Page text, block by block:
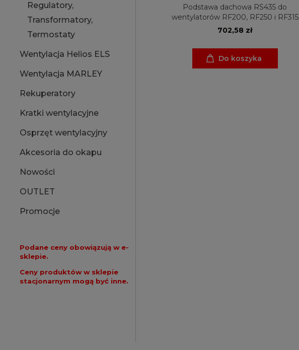
Regulatory,
Transformatory,
Termostaty
Wentylacja Helios ELS
Wentylacja MARLEY
Rekuperatory
Kratki wentylacyjne
Osprzęt wentylacyjny
Akcesoria do okapu
Nowości
OUTLET
Promocje
Podane ceny obowiązują w e-
sklepie.
Ceny produktów w sklepie
stacjonarnym mogą być inne.
Podstawa dachowa RS435 do
wentylatorów RF200, RF250 i RF315
Venture Industries
702,58 zł
Do koszyka